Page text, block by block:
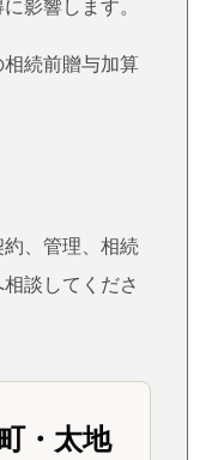
影響します。
相続前贈与加算
、管理、相続
談してくださ
・太地